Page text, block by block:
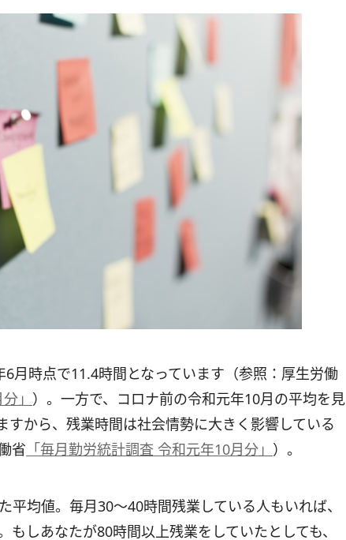
月時点で11.4時間となっています（参照：厚生労働
」 ）。一方で、コロナ前の令和元年10月の平均を見
すから、残業時間は社会情勢に大きく影響している
省 「毎月勤労統計調査 令和元年10月分」 ）。
平均値。毎月30〜40時間残業している人もいれば、
しあなたが80時間以上残業をしていたとしても、